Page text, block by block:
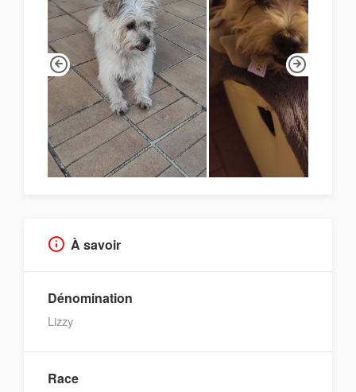
À savoir
Dénomination
Lizzy
Race